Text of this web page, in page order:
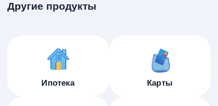
Другие продукты
Ипотека Карты